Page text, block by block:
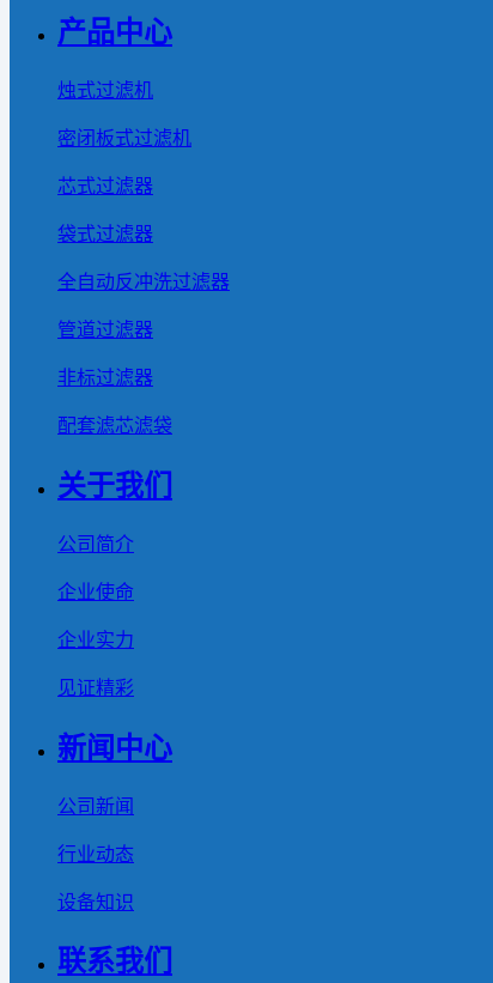
产品中心
烛式过滤机
密闭板式过滤机
芯式过滤器
袋式过滤器
全自动反冲洗过滤器
管道过滤器
非标过滤器
配套滤芯滤袋
关于我们
公司简介
企业使命
企业实力
见证精彩
新闻中心
公司新闻
行业动态
设备知识
联系我们